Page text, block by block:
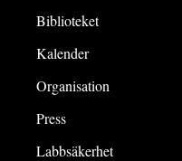
Biblioteket
Kalender
Organisation
Press
Labbsäkerhet